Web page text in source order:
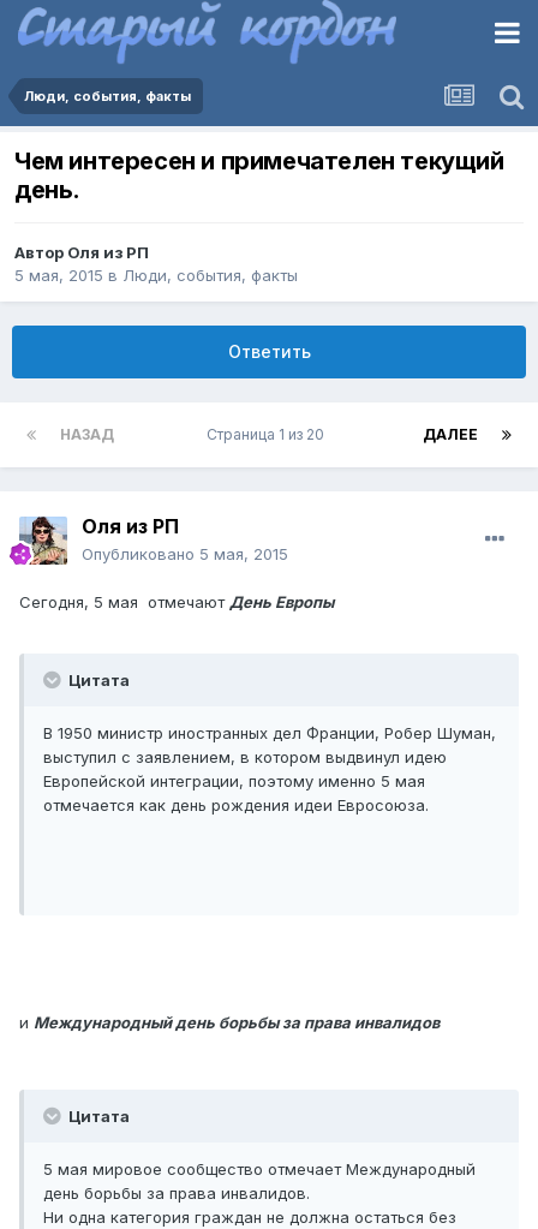
Люди, события, факты
Чем интересен и примечателен текущий
день.
Автор Оля из РП
5 мая, 2015 в Люди, события, факты
Ответить
НАЗАД ДАЛЕЕ
Страница 1 из 20
Оля из РП
Опубликовано 5 мая, 2015
Сегодня, 5 мая отмечаютДень Европы
Цитата
В 1950 министр иностранных дел Франции, Робер Шуман,
выступил с заявлением, в котором выдвинул идею
Европейской интеграции, поэтому именно 5 мая
отмечается как день рождения идеи Евросоюза.
и Международный день борьбы за права инвалидов
Цитата
5 мая мировое сообщество отмечает Международный
день борьбы за права инвалидов.
Ни одна категория граждан не должна остаться без